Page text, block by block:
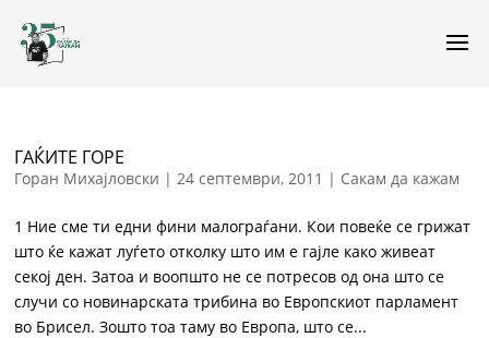
ГАЌИТЕ ГОРЕ
Горан Михајловски |24 септември, 2011 | Сакам да кажам
1 Ние сме ти едни фини малограѓани. Кои повеќе се грижат
што ќе кажат луѓето отколку што им е гајле како живеат
секој ден. Затоа и воопшто не се потресов од она што се
случи со новинарската трибина во Европскиот парламент
во Брисел. Зошто тоа таму во Европа, што се...